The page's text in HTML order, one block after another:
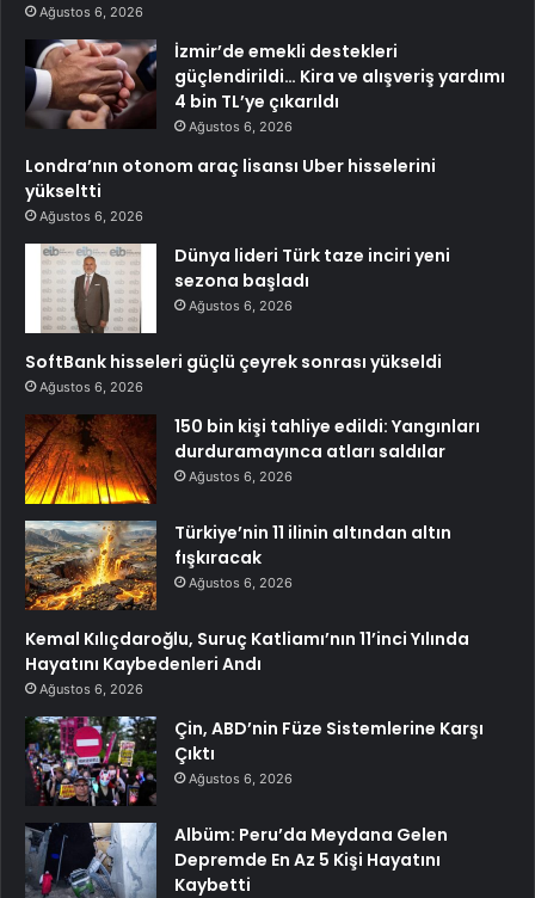
Ağustos 6, 2026
İzmir’de emekli destekleri
güçlendirildi… Kira ve alışveriş yardımı
4 bin TL’ye çıkarıldı
Ağustos 6, 2026
Londra’nın otonom araç lisansı Uber hisselerini
yükseltti
Ağustos 6, 2026
Dünya lideri Türk taze inciri yeni
sezona başladı
Ağustos 6, 2026
SoftBank hisseleri güçlü çeyrek sonrası yükseldi
Ağustos 6, 2026
150 bin kişi tahliye edildi: Yangınları
durduramayınca atları saldılar
Ağustos 6, 2026
Türkiye’nin 11 ilinin altından altın
fışkıracak
Ağustos 6, 2026
Kemal Kılıçdaroğlu, Suruç Katliamı’nın 11’inci Yılında
Hayatını Kaybedenleri Andı
Ağustos 6, 2026
Çin, ABD’nin Füze Sistemlerine Karşı
Çıktı
Ağustos 6, 2026
Albüm: Peru’da Meydana Gelen
Depremde En Az 5 Kişi Hayatını
Kaybetti